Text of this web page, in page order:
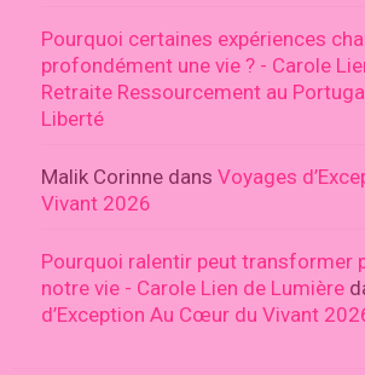
Pourquoi certaines expériences
profondément une vie ? - Carole
Retraite Ressourcement au
Liberté
Malik Corinne dans Voyages
Vivant 2026
Pourquoi ralentir peut transformer
notre vie - Carole Lien de Lumière
d’Exception Au Cœur du Vivant